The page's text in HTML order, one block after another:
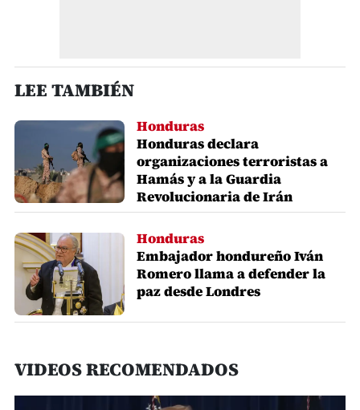
LEE TAMBIÉN
Honduras
Honduras declara
organizaciones terroristas a
Hamás y a la Guardia
Revolucionaria de Irán
Honduras
Embajador hondureño Iván
Romero llama a defender la
paz desde Londres
VIDEOS RECOMENDADOS